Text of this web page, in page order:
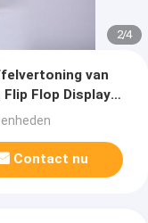
2/4
van
Flop Display
Contact nu